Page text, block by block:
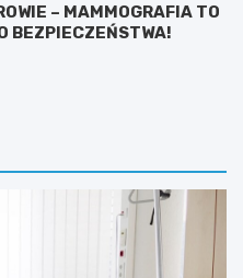
– MAMMOGRAFIA TO
BEZPIECZEŃSTWA!